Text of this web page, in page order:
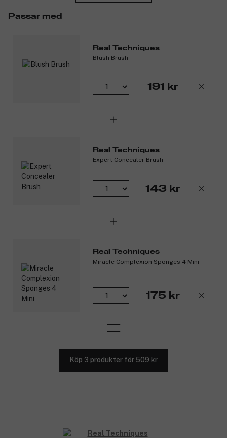
Passar med
Real Techniques
Blush Brush
191 kr
Real Techniques
Expert Concealer Brush
143 kr
Real Techniques
Miracle Complexion Sponges 4 Mini
175 kr
Köp 3 produkter för 509 kr